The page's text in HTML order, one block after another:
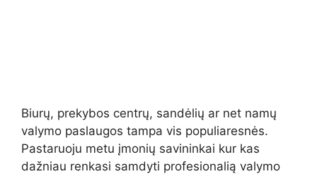
Biurų, prekybos centrų, sandėlių ar net namų
valymo paslaugos tampa vis populiaresnės.
Pastaruoju metu įmonių savininkai kur kas
dažniau renkasi samdyti profesionalią valymo